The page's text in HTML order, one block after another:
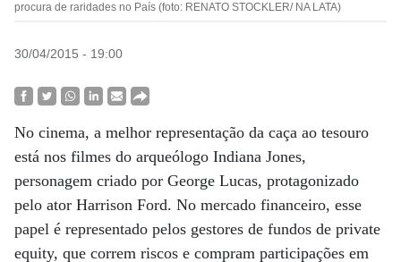
procura de raridades no País (foto: RENATO STOCKLER/ NA LATA)
30/04/2015 - 19:00
No cinema, a melhor representação da caça ao tesouro
está nos filmes do arqueólogo Indiana Jones,
personagem criado por George Lucas, protagonizado
pelo ator Harrison Ford. No mercado financeiro, esse
papel é representado pelos gestores de fundos de private
equity, que correm riscos e compram participações em